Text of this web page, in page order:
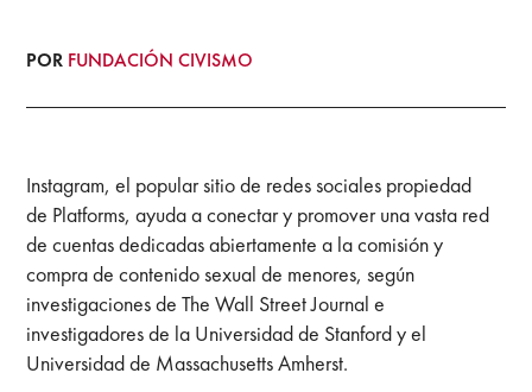
POR FUNDACIÓN CIVISMO
Instagram, el popular sitio de redes sociales propiedad
de Platforms, ayuda a conectar y promover una vasta red
de cuentas dedicadas abiertamente a la comisión y
compra de contenido sexual de menores, según
investigaciones de The Wall Street Journal e
investigadores de la Universidad de Stanford y el
Universidad de Massachusetts Amherst.